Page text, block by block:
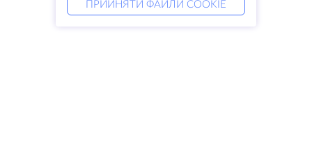
ПРИЙНЯТИ ФАЙЛИ COOKIE